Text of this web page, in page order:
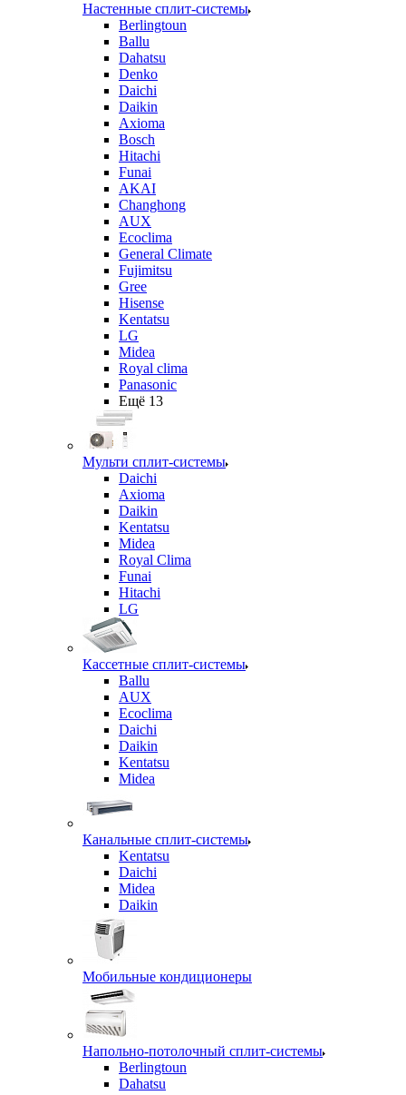
Настенные сплит-системы
Berlingtoun
Ballu
Dahatsu
Denko
Daichi
Daikin
Axioma
Bosch
Hitachi
Funai
AKAI
Changhong
AUX
Ecoclima
General Climate
Fujimitsu
Gree
Hisense
Kentatsu
LG
Midea
Royal clima
Panasonic
Ещё 13
Мульти сплит-системы
Daichi
Axioma
Daikin
Kentatsu
Midea
Royal Clima
Funai
Hitachi
LG
Кассетные сплит-системы
Ballu
AUX
Ecoclima
Daichi
Daikin
Kentatsu
Midea
Канальные сплит-системы
Kentatsu
Daichi
Midea
Daikin
Мобильные кондиционеры
Напольно-потолочный сплит-системы
Berlingtoun
Dahatsu